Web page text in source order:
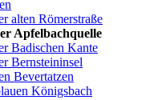
alten Römerstraße
Apfelbachquelle
Badischen Kante
Bernsteininsel
Bevertatzen
Königsbach